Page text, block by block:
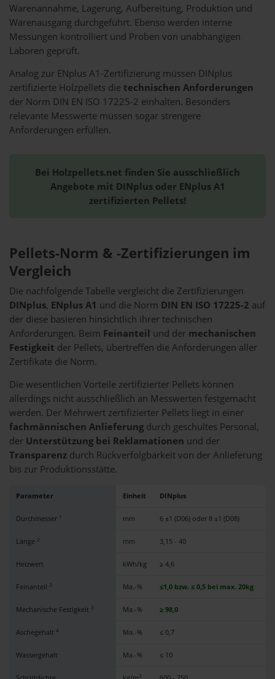
Warenannahme, Lagerung, Aufbereitung, Produktion und
Warenausgang durchgeführt. Ebenso werden interne
Messungen kontrolliert und Proben von unabhängigen
Laboren geprüft.
Analog zur ENplus A1-Zertifizierung müssen DINplus
zertifizierte Holzpellets die technischen Anforderungen
der Norm DIN EN ISO 17225-2 einhalten. Besonders
relevante Messwerte müssen sogar strengere
Anforderungen erfüllen.
Bei Holzpellets.net finden Sie ausschließlich
Angebote mit DINplus oder ENplus A1
zertifizierten Pellets!
Pellets-Norm & -Zertifizierungen im
Vergleich
Die nachfolgende Tabelle vergleicht die Zertifizierungen
DINplus, ENplus A1 und die Norm DIN EN ISO 17225-2 auf
der diese basieren hinsichtlich ihrer technischen
Anforderungen. Beim Feinanteil und der mechanischen
Festigkeit der Pellets, übertreffen die Anforderungen aller
Zertifikate die Norm.
Die wesentlichen Vorteile zertifizierter Pellets können
allerdings nicht ausschließlich an Messwerten festgemacht
werden. Der Mehrwert zertifizierter Pellets liegt in einer
fachmännischen Anlieferung durch geschultes Personal,
der Unterstützung bei Reklamationen und der
Transparenz durch Rückverfolgbarkeit von der Anlieferung
bis zur Produktionsstätte.
Parameter Einheit DINplus
Durchmesser 1 mm 6 ±1 (D06) oder 8 ±1 (D08)
Länge 2 mm 3,15 - 40
Heizwert kWh/kg ≥ 4,6
Feinanteil 3 Ma.-% ≤1,0 bzw. ≤ 0,5 bei max. 20kg
Mechanische Festigkeit 3 Ma.-% ≥ 98,0
Aschegehalt 4 Ma.-% ≤ 0,7
Wassergehalt Ma.-% ≤ 10
3